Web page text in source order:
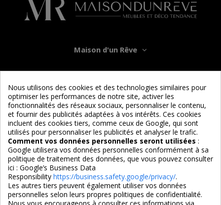
Maison d'un Rêve
Informations
Services
Nous suivre
4,7/5
Nous utilisons des cookies et des technologies similaires pour
optimiser les performances de notre site, activer les
fonctionnalités des réseaux sociaux, personnaliser le contenu,
et fournir des publicités adaptées à vos intérêts. Ces cookies
incluent des cookies tiers, comme ceux de Google, qui sont
utilisés pour personnaliser les publicités et analyser le trafic.
Comment vos données personnelles seront utilisées :
Google utilisera vos données personnelles conformément à sa
politique de traitement des données, que vous pouvez consulter
ici : Google’s Business Data
Responsibility https://business.safety.google/privacy/.
Les autres tiers peuvent également utiliser vos données
personnelles selon leurs propres politiques de confidentialité.